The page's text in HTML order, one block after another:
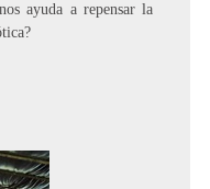
ayuda a repensar la